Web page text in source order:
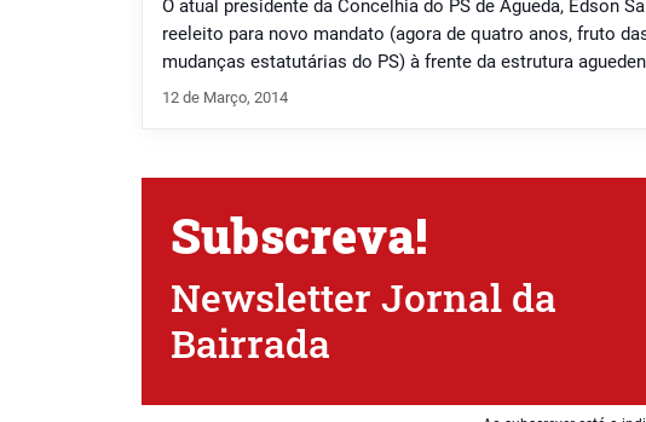
O atual presidente da Concelhia do PS de Águeda, Edson
reeleito para novo mandato (agora de quatro anos, fruto
mudanças estatutárias do PS) à frente da estrutura
socialista de Águeda liderava a única lista presente a
12 de Março, 2014
Subscreva!
Newsletter Jornal da
Bairrada